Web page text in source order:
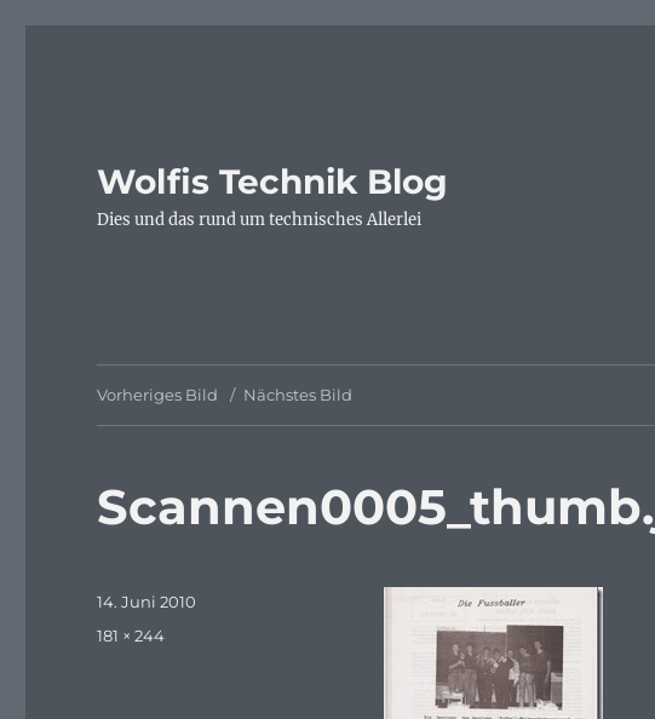
Wolfis Technik Blog
Dies und das rund um technisches Allerlei
Vorheriges Bild Nächstes Bild
Veröffentlicht
14. Juni 2010
Originalgröße
181 × 244